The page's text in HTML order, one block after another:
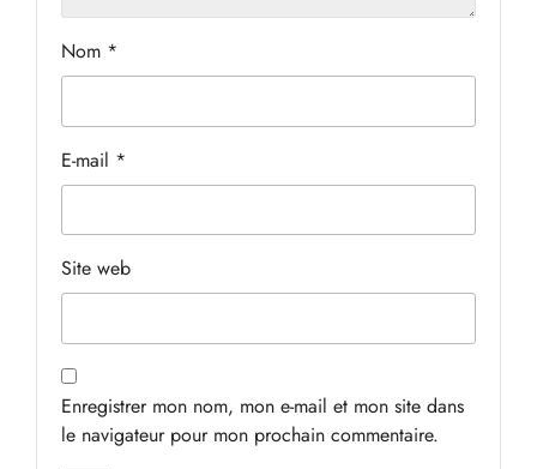
Nom *
E-mail *
Site web
Enregistrer mon nom, mon e-mail et mon site dans
le navigateur pour mon prochain commentaire.